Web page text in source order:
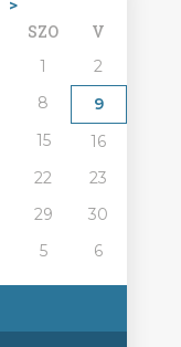
SZO V
1
2
8
9
15
16
22
23
29
30
5 6